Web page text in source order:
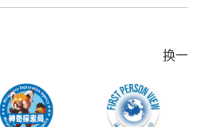
换一批